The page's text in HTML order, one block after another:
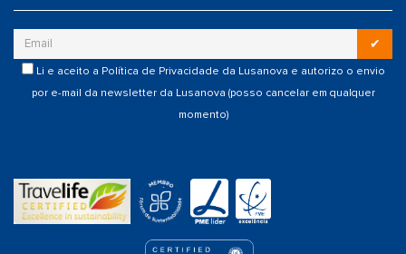
✔
Li e aceito a Política de Privacidade da Lusanova e autorizo o envio
por e-mail da newsletter da Lusanova (posso cancelar em qualquer
momento)